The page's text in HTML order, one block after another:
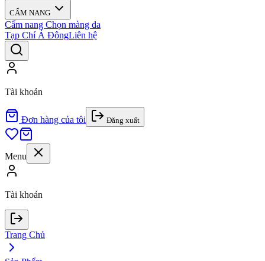
CẨM NANG
Cẩm nang Chọn màng da
Tạp Chí Á ĐôngLiên hệ
Tài khoản
Đơn hàng của tôi Đăng xuất
Menu
Tài khoản
Trang Chủ